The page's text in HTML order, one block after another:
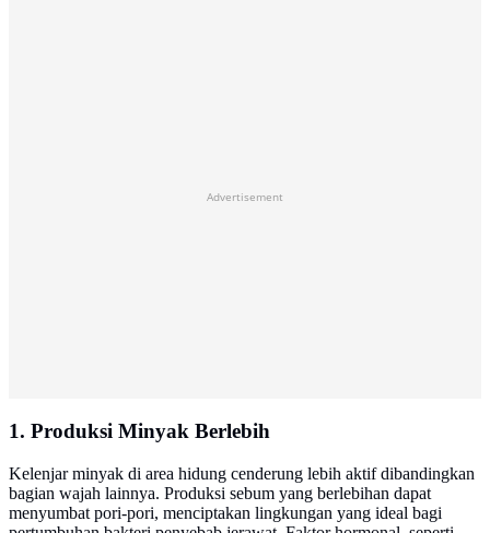
Advertisement
1. Produksi Minyak Berlebih
Kelenjar minyak di area hidung cenderung lebih aktif dibandingkan
bagian wajah lainnya. Produksi sebum yang berlebihan dapat
menyumbat pori-pori, menciptakan lingkungan yang ideal bagi